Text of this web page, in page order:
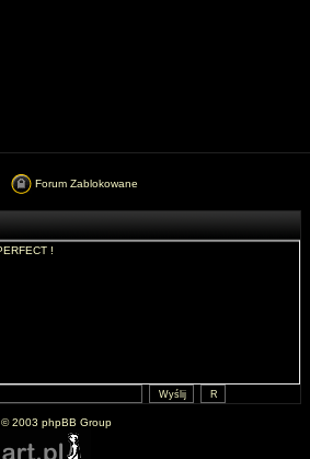
Forum Zablokowane
© 2003 phpBB Group